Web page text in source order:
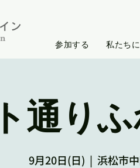
ン​​​
参加する 私たち
通り
9月20日(日)
  |
浜松市